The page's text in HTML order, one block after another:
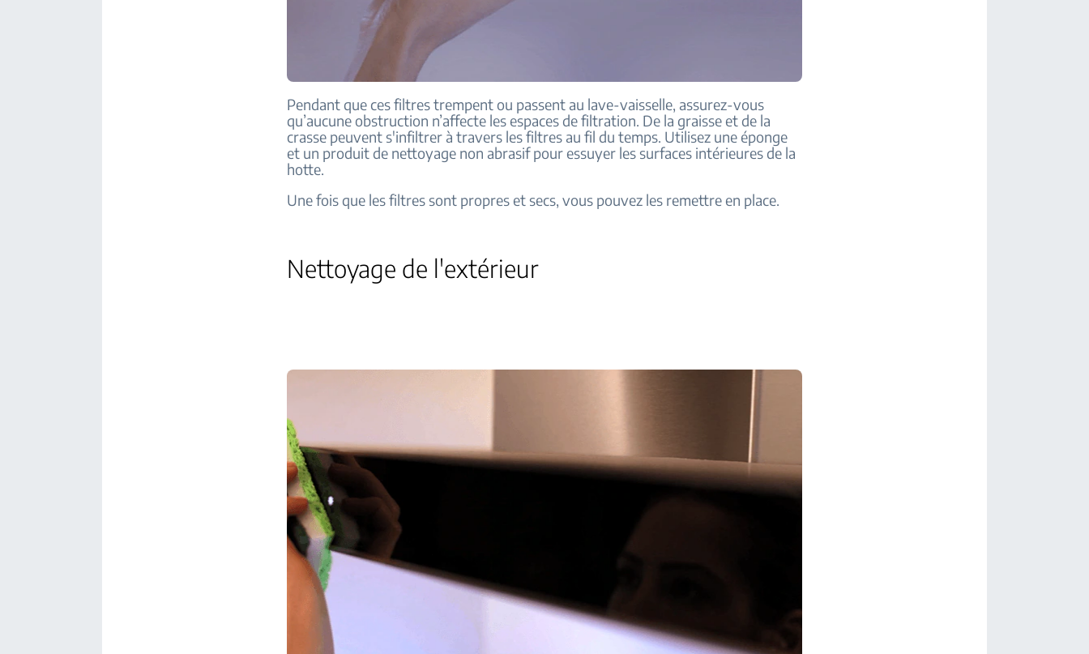
Pendant que ces filtres trempent ou passent au lave-vaisselle, assurez-vous
qu’aucune obstruction n’affecte les espaces de filtration. De la graisse et de la
crasse peuvent s'infiltrer à travers les filtres au fil du temps. Utilisez une éponge
et un produit de nettoyage non abrasif pour essuyer les surfaces intérieures de la
hotte.
Une fois que les filtres sont propres et secs, vous pouvez les remettre en place.
Nettoyage de l'extérieur